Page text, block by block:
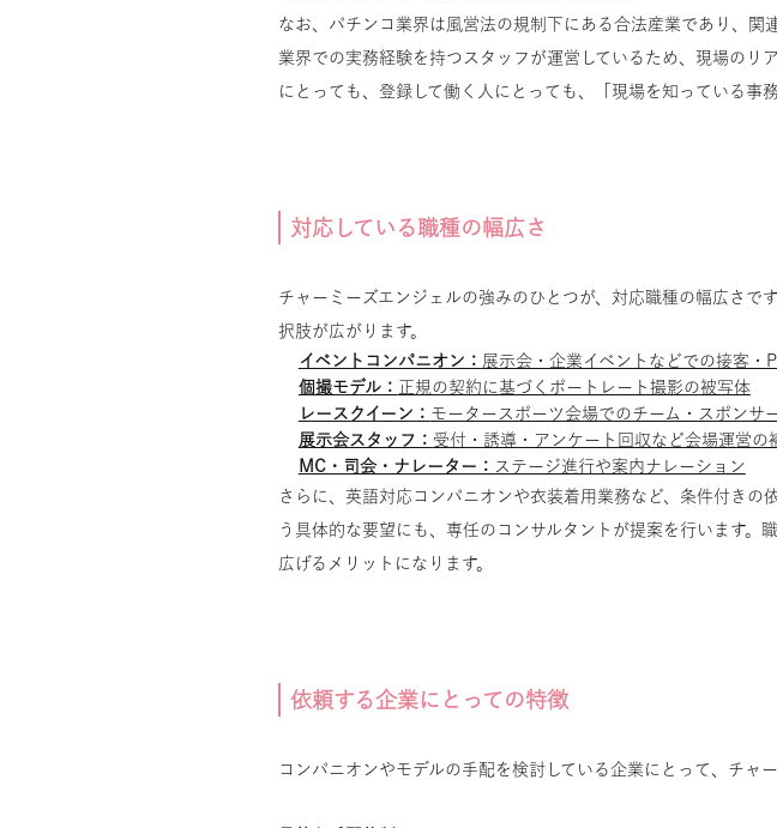
なお、パチンコ業界は風営法の規制下にある合法産業であり、関
業界での実務経験を持つスタッフが運営しているため、現場のリ
にとっても、登録して働く人にとっても、「現場を知っている事
対応している職種の幅広さ
チャーミーズエンジェルの強みのひとつが、対応職種の幅広さ
択肢が広がります。
イベントコンパニオン： 展示会・企業イベントなどでの接客・
個撮モデル： 正規の契約に基づくポートレート撮影の被写体
レースクイーン： モータースポーツ会場でのチーム・スポンサ
展示会スタッフ： 受付・誘導・アンケート回収など会場運営の
MC・司会・ナレーター： ステージ進行や案内ナレーション
さらに、英語対応コンパニオンや衣装着用業務など、条件付きの
う具体的な要望にも、専任のコンサルタントが提案を行います
広げるメリットになります。
依頼する企業にとっての特徴
コンパニオンやモデルの手配を検討している企業にとって、チャ